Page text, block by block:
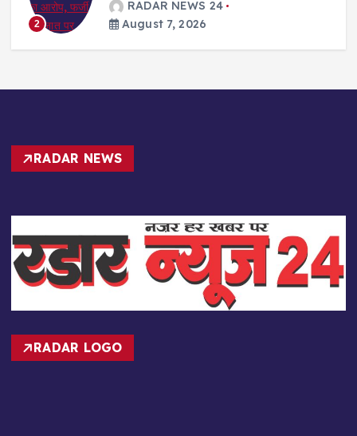
3
August 7, 2026
RADAR NEWS
RADAR LOGO